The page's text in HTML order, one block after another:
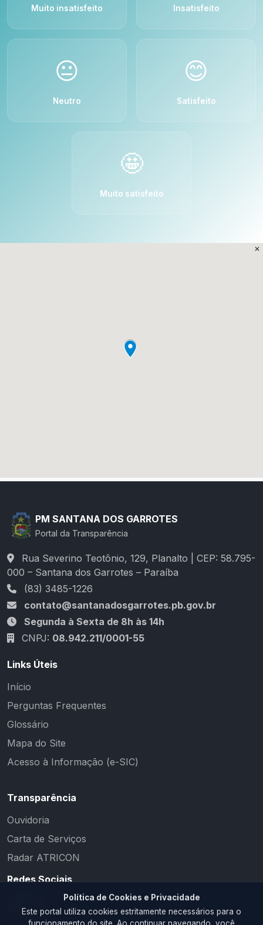
Muito insatisfeito Insatisfeito
😐
Neutro
😊
Satisfeito
🤩
Muito satisfeito
PM SANTANA DOS GARROTES
Portal da Transparência
Rua Severino Teotônio, 129, Planalto | CEP: 58.795-
000 – Santana dos Garrotes – Paraíba
(83) 3485-1226
contato@santanadosgarrotes.pb.gov.br
Segunda à Sexta de 8h às 14h
CNPJ: 08.942.211/0001-55
Links Úteis
Início
Perguntas Frequentes
Glossário
Mapa do Site
Acesso à Informação (e-SIC)
Transparência
Ouvidoria
Carta de Serviços
Radar ATRICON
Redes Sociais
Política de Cookies e Privacidade
Este portal utiliza cookies estritamente necessários para o